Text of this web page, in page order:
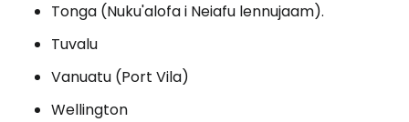
Tonga (Nuku'alofa i Neiafu lennujaam).
Tuvalu
Vanuatu (Port Vila)
Wellington